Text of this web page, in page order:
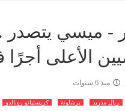
- ميسي
الأعلى أجرًا في
منذ 6 سنوات
ريال مدريد برشلونة كريستيانو رونالدو